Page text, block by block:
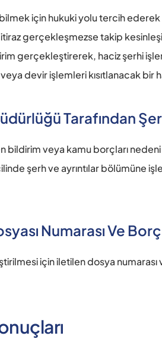
için hukuki yolu tercih
gerçekleşmezse takip
gerçekleştirerek, haciz şerhi
devir işlemleri kısıtlanacak bir
Tarafından
veya kamu borçları
şerh ve ayrıntılar bölümüne
Numarası Ve
için iletilen dosya